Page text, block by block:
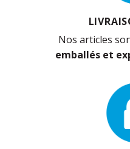
Nos articles
emballés et